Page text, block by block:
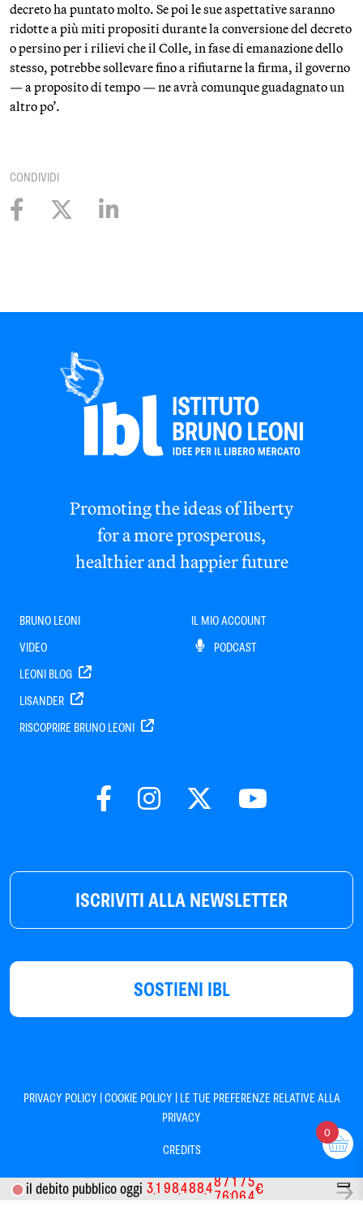
decreto ha puntato molto. Se poi le sue aspettative saranno
ridotte a più miti propositi durante la conversione del decreto
o persino per i rilievi che il Colle, in fase di emanazione dello
stesso, potrebbe sollevare fino a rifiutarne la firma, il governo
— a proposito di tempo — ne avrà comunque guadagnato un
altro po’.
CONDIVIDI
ISCRIVITI ALLA NEWSLETTER
SOSTIENI IBL
Promoting the ideas of liberty
for a more prosperous,
healthier and happier future
BRUNO LEONI
VIDEO
LEONI BLOG
LISANDER
RISCOPRIRE BRUNO LEONI
IL MIO ACCOUNT
PODCAST
PRIVACY POLICY |COOKIE POLICY | LE TUE PREFERENZE RELATIVE ALLA
PRIVACY
CREDITS
il debito pubblico oggi 31 98488487175€
0